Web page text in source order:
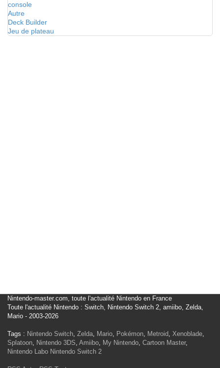
console
Autre
Deck Builder
Jeu de plateau
Nintendo-master.com, toute l'actualité Nintendo en France
Toute l'actualité Nintendo : Switch, Nintendo Switch 2, amiibo, Zelda,
Mario - 2003-2026
Tags : Nintendo Switch, Zelda, Mario, Pokémon, Metroid, Xenoblade,
Splatoon, Nintendo 3DS, Amiibo, My Nintendo, Cartoon Master,
Nintendo Labo Nintendo Switch 2